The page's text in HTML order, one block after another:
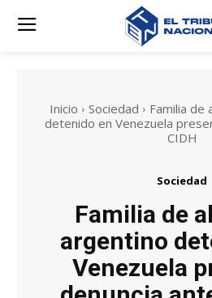
Inicio Sociedad
Familia de
detenido en Venezuela
CIDH
Sociedad
Familia de
argentino
Venezuela